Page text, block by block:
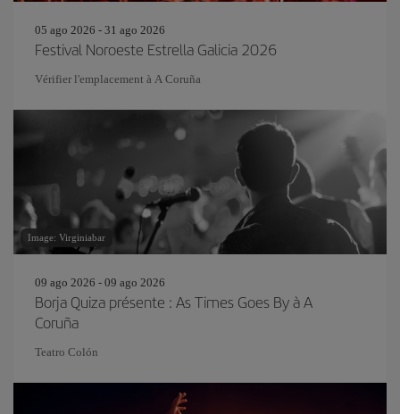
05 ago 2026 - 31 ago 2026
Festival Noroeste Estrella Galicia 2026
Vérifier l'emplacement à A Coruña
Image: Virginiabar
09 ago 2026 - 09 ago 2026
Borja Quiza présente : As Times Goes By à A
Coruña
Teatro Colón